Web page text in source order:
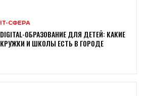
ІТ-СФЕРА
DIGITAL-ОБРАЗОВАНИЕ ДЛЯ ДЕТЕЙ: КАКИЕ
КРУЖКИ И ШКОЛЫ ЕСТЬ В ГОРОДЕ